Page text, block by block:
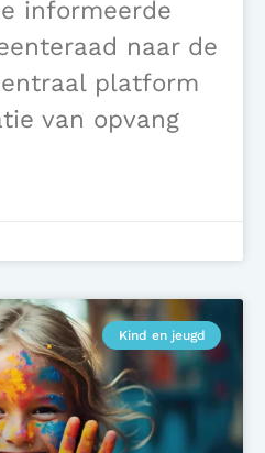
informeerde
naar de
platform
van opvang
Kind en jeugd